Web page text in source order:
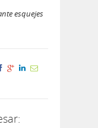
esquejes